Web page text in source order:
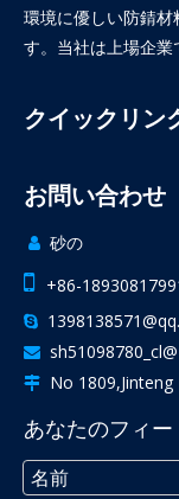
環境に優しい防錆
す。当社は上場企業
クイックリン
お問い合わせ
 砂の
 +86-


 No 1809,Jinteng
あなたのフィー